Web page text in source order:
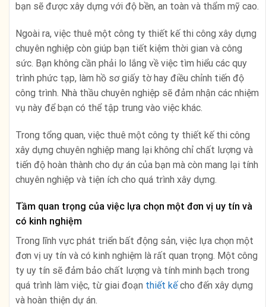
bạn sẽ được xây dựng với độ bền, an toàn và thẩm mỹ cao.
Ngoài ra, việc thuê một công ty thiết kế thi công xây dựng
chuyên nghiệp còn giúp bạn tiết kiệm thời gian và công
sức. Bạn không cần phải lo lắng về việc tìm hiểu các quy
trình phức tạp, làm hồ sơ giấy tờ hay điều chỉnh tiến độ
công trình. Nhà thầu chuyên nghiệp sẽ đảm nhận các nhiệm
vụ này để bạn có thể tập trung vào việc khác.
Trong tổng quan, việc thuê một công ty thiết kế thi công
xây dựng chuyên nghiệp mang lại không chỉ chất lượng và
tiến độ hoàn thành cho dự án của bạn mà còn mang lại tính
chuyên nghiệp và tiện ích cho quá trình xây dựng.
Tầm quan trọng của việc lựa chọn một đơn vị uy tín và
có kinh nghiệm
Trong lĩnh vực phát triển bất động sản, việc lựa chọn một
đơn vị uy tín và có kinh nghiệm là rất quan trọng. Một công
ty uy tín sẽ đảm bảo chất lượng và tính minh bạch trong
quá trình làm việc, từ giai đoạn thiết kếcho đến xây dựng
và hoàn thiện dự án.